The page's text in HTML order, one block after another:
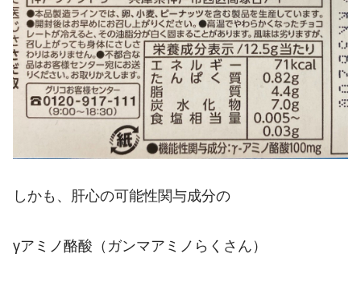
しかも、肝心の可能性関与成分の
γアミノ酪酸（ガンマアミノらくさん）